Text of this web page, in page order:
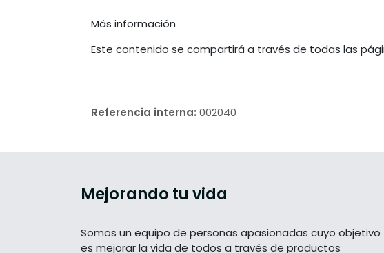
Más información
Este contenido se compartirá a través de todas las
Referencia interna: 002040
Mejorando tu vida
Somos un equipo de personas apasionadas cuyo objetivo
es mejorar la vida de todos a través de productos